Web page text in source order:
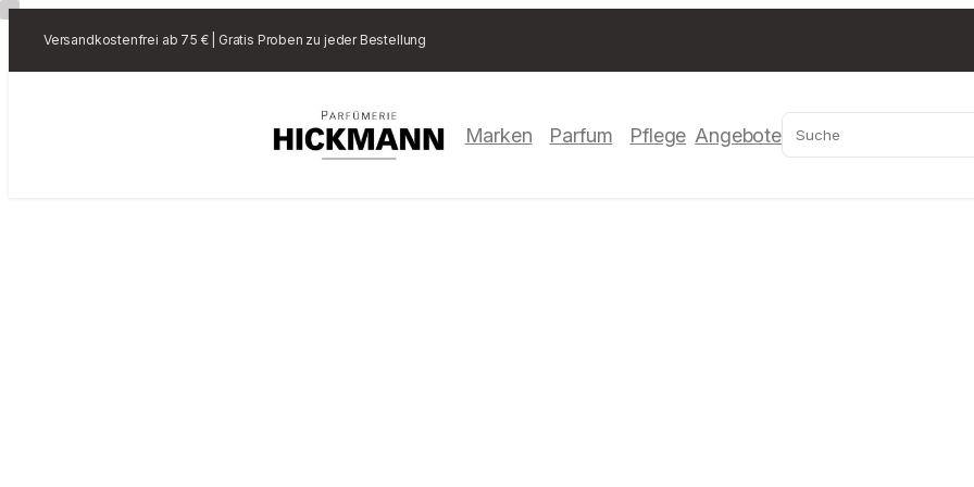
Versandkostenfrei ab 75 € | Gratis Proben zu jeder Bestellung
Marken Parfum Pflege Angebote Suchen